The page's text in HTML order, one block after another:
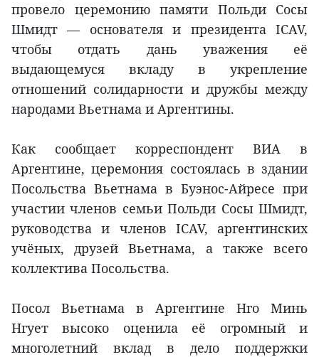
провело церемонию памяти Польди Сосы
Шмидт — основателя и президента ICAV,
чтобы отдать дань уважения её
выдающемуся вкладу в укрепление
отношений солидарности и дружбы между
народами Вьетнама и Аргентины.
Как сообщает корреспондент ВИА в
Аргентине, церемония состоялась в здании
Посольства Вьетнама в Буэнос-Айресе при
участии членов семьи Польди Сосы Шмидт,
руководства и членов ICAV, аргентинских
учёных, друзей Вьетнама, а также всего
коллектива Посольства.
Посол Вьетнама в Аргентине Нго Минь
Нгует высоко оценила её огромный и
многолетний вклад в дело поддержки